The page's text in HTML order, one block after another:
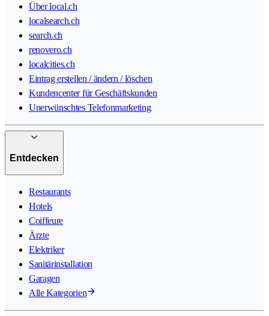
Über local.ch
localsearch.ch
search.ch
renovero.ch
localcities.ch
Eintrag erstellen / ändern / löschen
Kundencenter für Geschäftskunden
Unerwünschtes Telefonmarketing
Entdecken
Restaurants
Hotels
Coiffeure
Ärzte
Elektriker
Sanitärinstallation
Garagen
Alle Kategorien